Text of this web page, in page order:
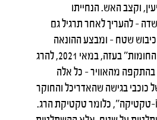
וקצב האש. הנחייתו
– להעריך לאחר תרגיל גם
שטח – ומבצע ההונאה
שיזם במבצע "שומר החומות" בעזה, במאי 2021, להרג
מהאוויר – כל אלה
כוכבי בגישה שהאדריכל והחוקר
טקטיקה", כלומר טקטיקת הרג.